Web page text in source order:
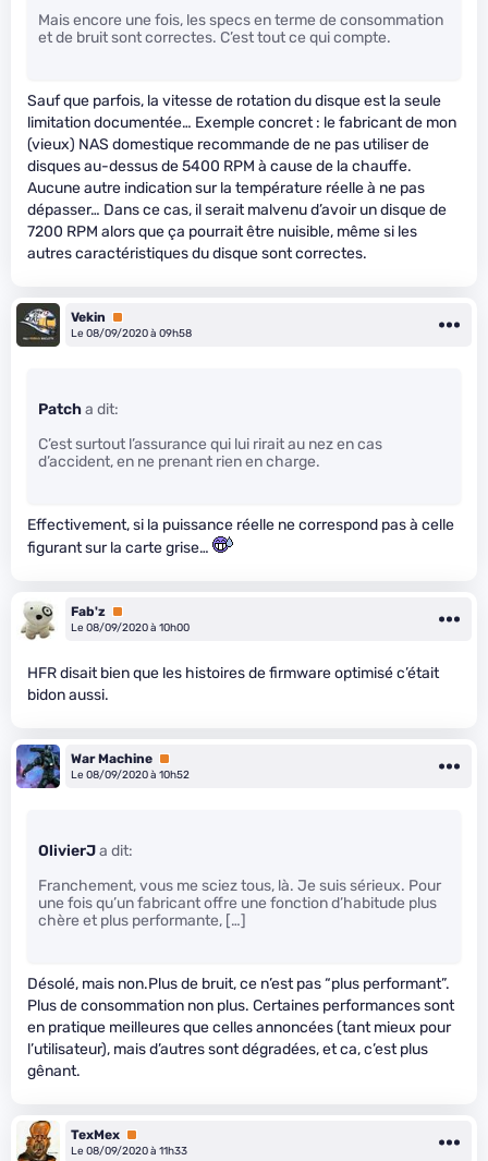
Mais encore une fois, les specs en terme de consommation
et de bruit sont correctes. C’est tout ce qui compte.
Sauf que parfois, la vitesse de rotation du disque est la seule
limitation documentée… Exemple concret : le fabricant de mon
(vieux) NAS domestique recommande de ne pas utiliser de
disques au-dessus de 5400 RPM à cause de la chauffe.
Aucune autre indication sur la température réelle à ne pas
dépasser… Dans ce cas, il serait malvenu d’avoir un disque de
7200 RPM alors que ça pourrait être nuisible, même si les
autres caractéristiques du disque sont correctes.
Vekin
Premium
Le 08/09/2020 à 09h58
Patcha dit:
C’est surtout l’assurance qui lui rirait au nez en cas
d’accident, en ne prenant rien en charge.
Effectivement, si la puissance réelle ne correspond pas à celle
figurant sur la carte grise…
Fab'z Premium
Le 08/09/2020 à 10h00
HFR disait bien que les histoires de firmware optimisé c’était
bidon aussi.
War Machine Premium
Le 08/09/2020 à 10h52
OlivierJa dit:
Franchement, vous me sciez tous, là. Je suis sérieux. Pour
une fois qu’un fabricant offre une fonction d’habitude plus
chère et plus performante, […]
Désolé, mais non.Plus de bruit, ce n’est pas “plus performant”.
Plus de consommation non plus. Certaines performances sont
en pratique meilleures que celles annoncées (tant mieux pour
l’utilisateur), mais d’autres sont dégradées, et ca, c’est plus
gênant.
TexMex Premium
Le 08/09/2020 à 11h33